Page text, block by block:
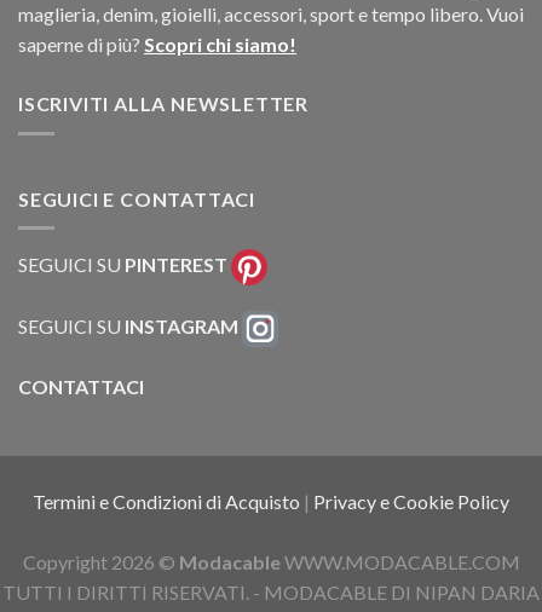
maglieria, denim, gioielli, accessori, sport e tempo libero. Vuoi
saperne di più? Scopri chi siamo!
ISCRIVITI ALLA NEWSLETTER
SEGUICI E CONTATTACI
SEGUICI SU PINTEREST
SEGUICI SU INSTAGRAM
CONTATTACI
Termini e Condizioni di Acquisto | Privacy e Cookie Policy
Copyright 2026 © ModacableWWW.MODACABLE.COM
TUTTI I DIRITTI RISERVATI. - MODACABLE DI NIPAN DARIA